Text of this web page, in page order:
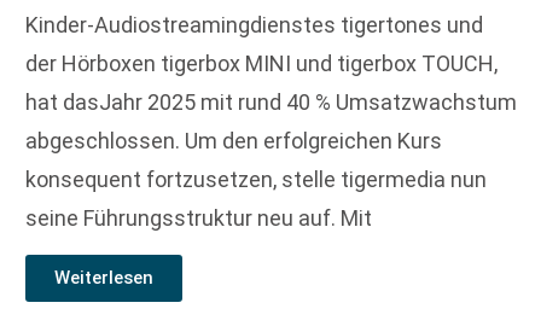
Kinder-Audiostreamingdienstes tigertones und
der Hörboxen tigerbox MINI und tigerbox TOUCH,
hat dasJahr 2025 mit rund 40 % Umsatzwachstum
abgeschlossen. Um den erfolgreichen Kurs
konsequent fortzusetzen, stelle tigermedia nun
seine Führungsstruktur neu auf. Mit
Weiterlesen